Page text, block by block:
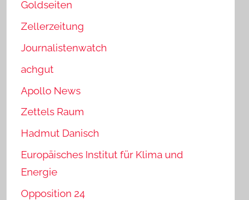
Goldseiten
Zellerzeitung
Journalistenwatch
achgut
Apollo News
Zettels Raum
Hadmut Danisch
Europäisches Institut für Klima und
Energie
Opposition 24